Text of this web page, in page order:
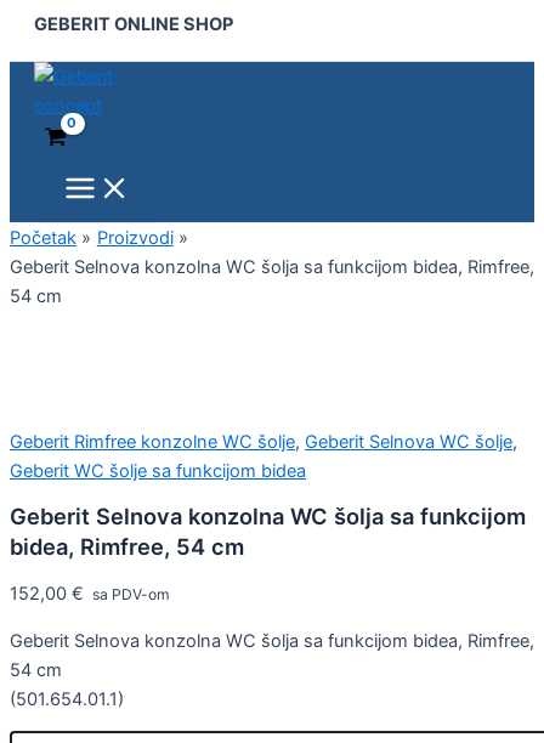
Pređi
sadržaj
GEBERIT ONLINE SHOP
Menu
Početak
Proizvodi
Geberit Selnova konzolna WC šolja sa funkcijom bidea, Rimfree,
54 cm
Geberit Rimfree konzolne WC šolje, Geberit Selnova WC šolje,
Geberit WC šolje sa funkcijom bidea
Geberit Selnova konzolna WC šolja sa funkcijom
bidea, Rimfree, 54 cm
152,00 € sa PDV-om
Geberit Selnova konzolna WC šolja sa funkcijom bidea, Rimfree,
54 cm
(501.654.01.1)
Selnova
konzolna
WC
šolja
Rimfree,
54
cm
količina